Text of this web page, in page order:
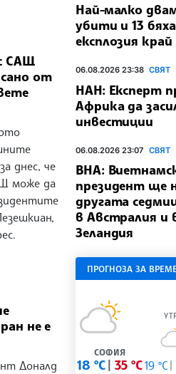
САЩ
от
днес, че
може да
не е
Доналд
Най-малко
убити и 13
експлозия
06.08.2026 23:38 СВЯТ
НАН: Експерт
Африка да
инвестиции
06.08.2026 23:07 СВЯТ
ВНА:
президент ще
другата
в Австралия и
Зеландия
ПРОГНОЗА ЗА
СОФИЯ
18 °C 35 °C19 °C